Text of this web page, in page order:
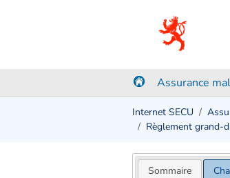
Assurance
Internet SECU
Règlement grand-
Sommaire